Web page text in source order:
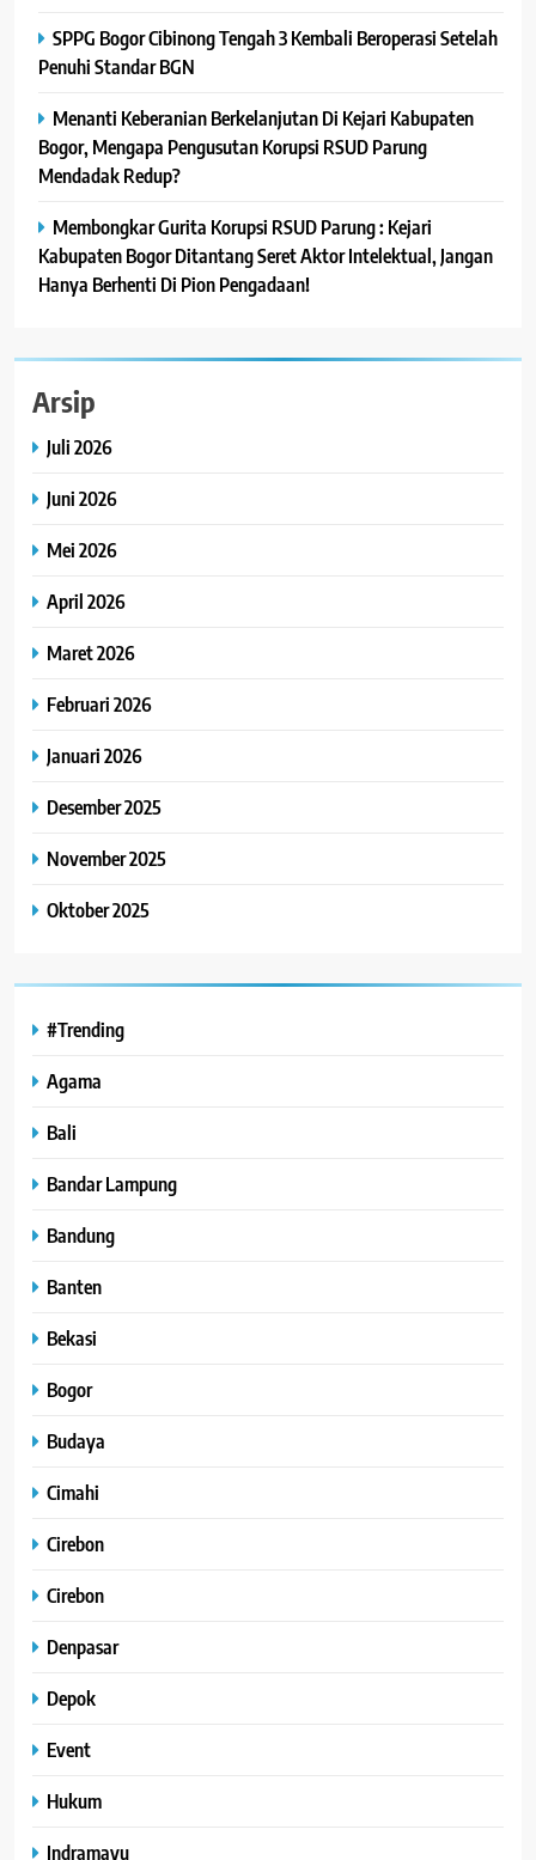
SPPG Bogor Cibinong Tengah 3 Kembali Beroperasi Setelah
Penuhi Standar BGN
Menanti Keberanian Berkelanjutan Di Kejari Kabupaten
Bogor, Mengapa Pengusutan Korupsi RSUD Parung
Mendadak Redup?
Membongkar Gurita Korupsi RSUD Parung : Kejari
Kabupaten Bogor Ditantang Seret Aktor Intelektual, Jangan
Hanya Berhenti Di Pion Pengadaan!
Arsip
Juli 2026
Juni 2026
Mei 2026
April 2026
Maret 2026
Februari 2026
Januari 2026
Desember 2025
November 2025
Oktober 2025
#Trending
Agama
Bali
Bandar Lampung
Bandung
Banten
Bekasi
Bogor
Budaya
Cimahi
Cirebon
Cirebon
Denpasar
Depok
Event
Hukum
Indramayu